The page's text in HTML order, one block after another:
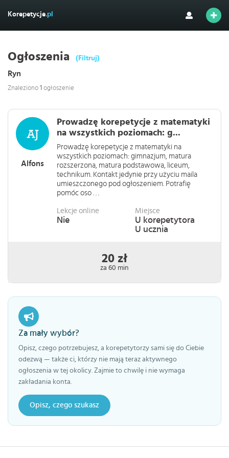
Korepetycje.pl
Ogłoszenia (Filtruj)
Ryn
Znaleziono 1 ogłoszenie
Alfons
Prowadzę korepetycje z matematyki
na wszystkich poziomach: g...
Prowadzę korepetycje z matematyki na
wszystkich poziomach: gimnazjum, matura
rozszerzona, matura podstawowa, liceum,
technikum. Kontakt jedynie przy użyciu maila
umieszczonego pod ogłoszeniem. Potrafię
pomóc oso . . .
Lekcje online
Nie
Miejsce
U korepetytora
U ucznia
20 zł
za 60 min
Za mały wybór?
Opisz, czego potrzebujesz, a korepetytorzy sami się do Ciebie
odezwą — także ci, którzy nie mają teraz aktywnego
ogłoszenia w tej okolicy. Zajmie to chwilę i nie wymaga
zakładania konta.
Opisz, czego szukasz